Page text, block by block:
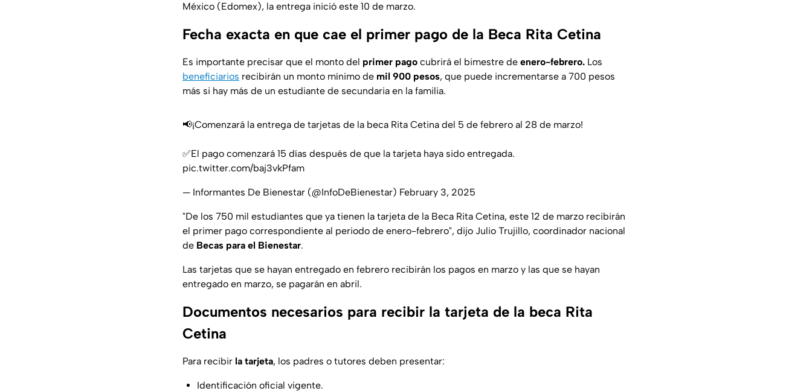
México (Edomex), la entrega inició este 10 de marzo.
Fecha exacta en que cae el primer pago de la Beca Rita Cetina
Es importante precisar que el monto del primer pago cubrirá el bimestre de enero-febrero. Los
beneficiarios recibirán un monto mínimo de mil 900 pesos, que puede incrementarse a 700 pesos
más si hay más de un estudiante de secundaria en la familia.
📢¡Comenzará la entrega de tarjetas de la beca Rita Cetina del 5 de febrero al 28 de marzo!
✅El pago comenzará 15 días después de que la tarjeta haya sido entregada.
pic.twitter.com/baj3vkPfam
— Informantes De Bienestar (@InfoDeBienestar) February 3, 2025
"De los 750 mil estudiantes que ya tienen la tarjeta de la Beca Rita Cetina, este 12 de marzo recibirán
el primer pago correspondiente al periodo de enero-febrero", dijo Julio Trujillo, coordinador nacional
de Becas para el Bienestar.
Las tarjetas que se hayan entregado en febrero recibirán los pagos en marzo y las que se hayan
entregado en marzo, se pagarán en abril.
Documentos necesarios para recibir la tarjeta de la beca Rita
Cetina
Para recibir la tarjeta, los padres o tutores deben presentar:
Identificación oficial vigente.